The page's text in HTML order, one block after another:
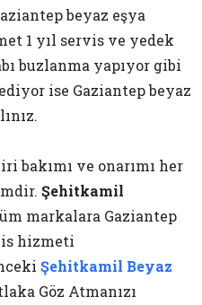
beyaz eşya
1 yıl servis ve yedek
buzlanma yapıyor gibi
ise Gaziantep beyaz
bakımı ve onarımı her
Şehitkamil
markalara Gaziantep
hizmeti
Şehitkamil Beyaz
Göz Atmanızı